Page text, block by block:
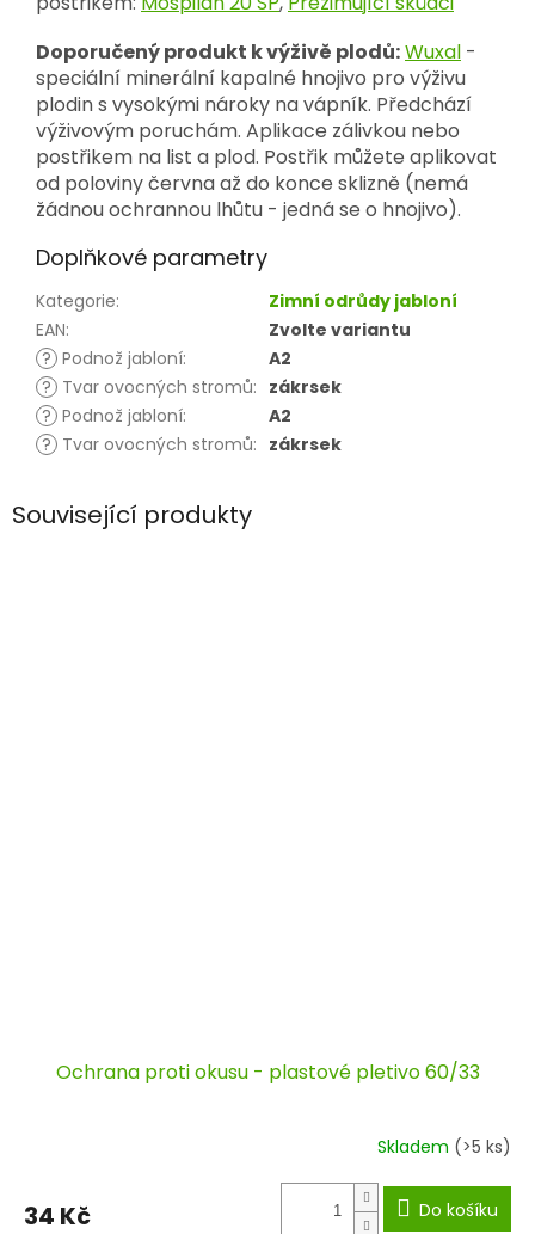
Doporučený produkt k výživě plodů:Wuxal -
speciální minerální kapalné hnojivo pro výživu
plodin s vysokými nároky na vápník. Předchází
výživovým poruchám. Aplikace zálivkou nebo
postřikem na list a plod. Postřik můžete aplikovat
od poloviny června až do konce sklizně (nemá
žádnou ochrannou lhůtu - jedná se o hnojivo).
Doplňkové parametry
Kategorie:
Zimní odrůdy jabloní
EAN:
Zvolte variantu
? Podnož jabloní:
A2
? Tvar ovocných stromů: zákrsek
? Podnož jabloní:
A2
? Tvar ovocných stromů: zákrsek
Související produkty
Ochrana proti okusu - plastové pletivo 60/33
Skladem (>5 ks)
34 Kč Do košíku